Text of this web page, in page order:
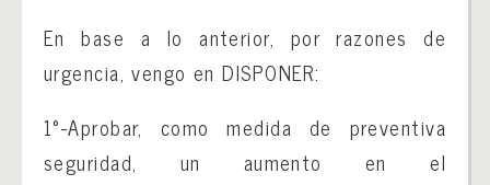
En base a lo anterior, por razones de
urgencia, vengo en DISPONER:
1°-Aprobar, como medida de preventiva
seguridad, un aumento en el